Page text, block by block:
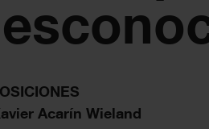
Acarín Wieland